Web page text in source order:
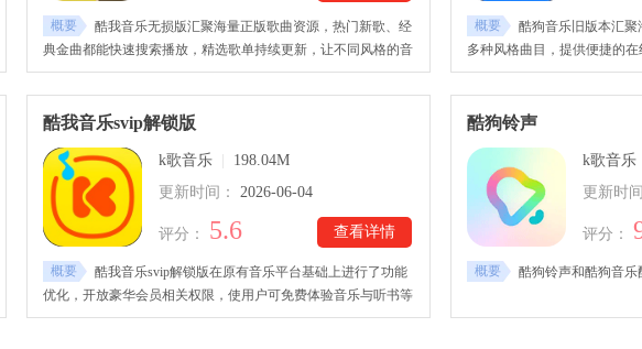
概要
酷我音乐无损版汇聚海量正版歌曲资源，热门新歌、经
典金曲都能快速搜索播放，精选歌单持续更新，让不同风格的音
乐轻松找到。酷我音乐无损版下载安装后，平台会提供在线播
放、离线缓存及多设备同步功能，电脑和手机之间可无缝切换，
喜欢的音乐随身携带。音效方面拥有3D美音、超重低音、虚拟
曲实时呈现节奏与频率变化，进一步提升沉浸式听觉体验。
概要
酷狗音乐旧版本汇聚
多种风格曲目，提供便捷的
旧版本下载后，软件支持高
户享受更细腻的听觉感受，
多样化音频服务。无论是国内
酷我音乐svip解锁版
k歌音乐
198.04M
更新时间：
2026-06-04
查看详情
评分： 5.6
概要
酷我音乐svip解锁版在原有音乐平台基础上进行了功能
优化，开放豪华会员相关权限，使用户可免费体验音乐与听书等
多种内容服务。平台整合海量正版曲库、有声内容与视听资源，
酷狗铃声
k歌音乐
更新时间
评分：
概要 酷狗铃声和酷狗音乐